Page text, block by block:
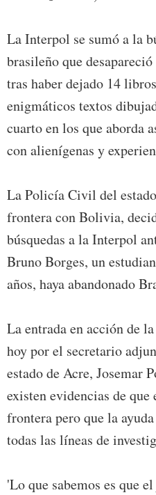
La Interpol se sumó a la
brasileño que
tras haber dejado 14
enigmáticos textos
cuarto en los que aborda
con alienígenas y
La Policía Civil del
frontera con Bolivia,
búsquedas a la Interpol
Bruno Borges, un
años, haya abandonado
La entrada en acción de
hoy por el secretario
estado de Acre, Josemar
existen evidencias de que
frontera pero que la
todas las líneas de
'Lo que sabemos es que